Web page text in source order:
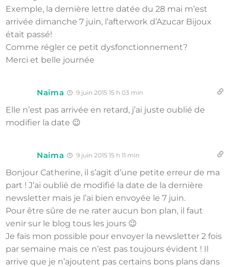
Exemple, la dernière lettre datée du 28 mai m’est
arrivée dimanche 7 juin, l’afterwork d’Azucar Bijoux
était passé!
Comme régler ce petit dysfonctionnement?
Merci et belle journée
Naima 9 juin 2015 15 h 03 min
Elle n’est pas arrivée en retard, j’ai juste oublié de
modifier la date 😉
Naima 9 juin 2015 15 h 11 min
Bonjour Catherine, il s’agit d’une petite erreur de ma
part ! J’ai oublié de modifié la date de la dernière
newsletter mais je l’ai bien envoyée le 7 juin.
Pour être sûre de ne rater aucun bon plan, il faut
venir sur le blog tous les jours 😉
Je fais mon possible pour envoyer la newsletter 2 fois
par semaine mais ce n’est pas toujours évident ! Il
arrive que je n’ajoutent pas certains bons plans dans